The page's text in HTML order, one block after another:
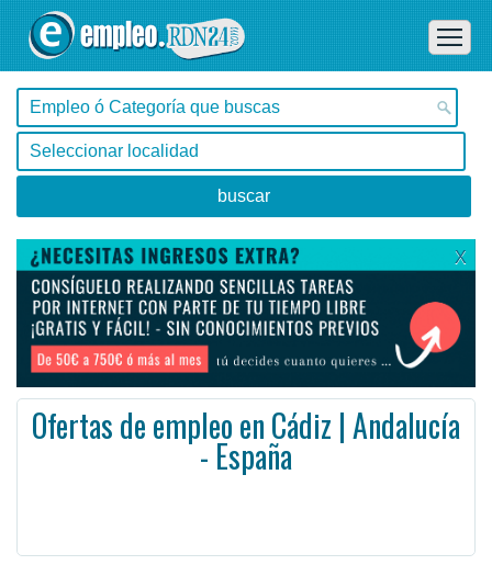
X
Ofertas de empleo en Cádiz | Andalucía
- España